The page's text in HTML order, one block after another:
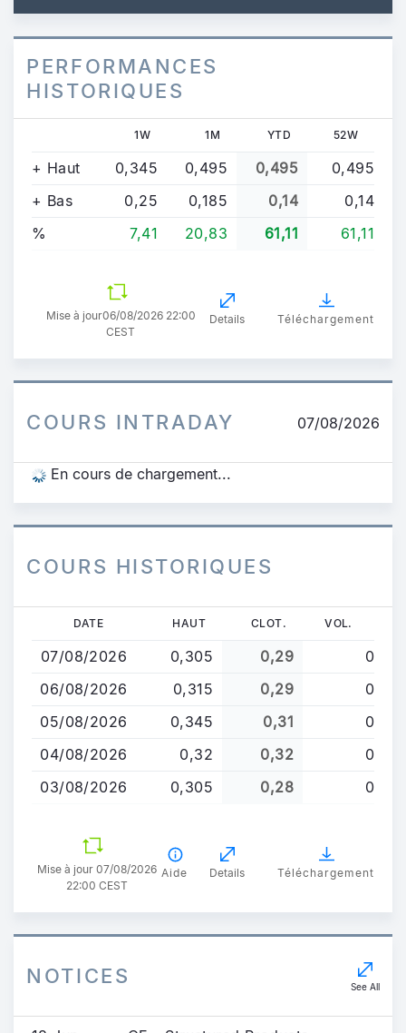
PERFORMANCES
HISTORIQUES
1W 1M YTD 52W
+ Haut 0,345 0,495 0,495
0,495
+ Bas
0,25 0,185 0,14
0,14
%
7,41 20,83 61,11 61,11
Mise à jour06/08/2026 22:00
CEST
Details Téléchargement
COURS INTRADAY 07/08/2026
En cours de chargement...
COURS HISTORIQUES
contenu
principal
DATE HAUT CLOT. VOL.
07/08/2026 0,305 0,29
0
06/08/2026
0,315 0,29
0
05/08/2026
0,345 0,31
0
04/08/2026
0,32 0,32
0
03/08/2026
0,305 0,28 0
Mise à jour 07/08/2026
22:00 CEST
Aide Details Téléchargement
NOTICES See All